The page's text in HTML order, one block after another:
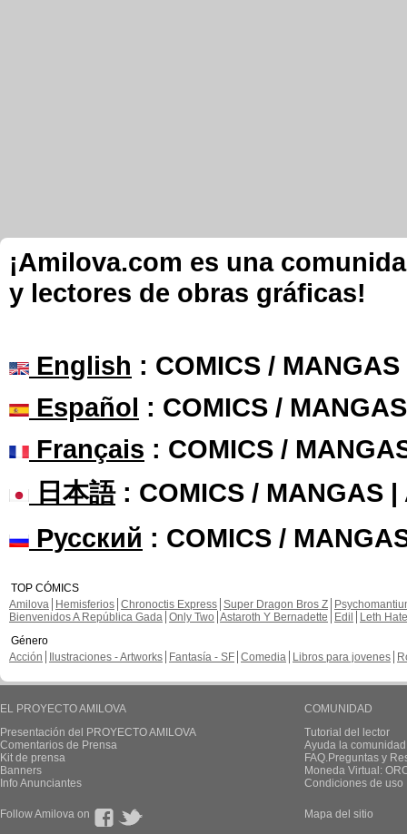
¡Amilova.com es una
y lectores de obras gráficas!
English : COMICS /
Español : COMICS /
Français : COMICS /
日本語: COMICS / MANGAS |
Русский : COMICS /
TOP CÓMICS
Amilova
Hemisferios Chronoctis Express Super Dragon Bros Z
Bienvenidos A República Gada Only Two Astaroth Y Bernadette Edil
Leth Hate
Género
Acción
Ilustraciones - Artworks Fantasía - SF Comedia Libros para jovenes
EL PROYECTO AMILOVA
Presentación del PROYECTO AMILOVA
Comentarios de Prensa
Kit de prensa
Banners
Info Anunciantes
COMUNIDAD
Tutorial del lector
Ayuda la
FAQ.Preguntas y
Moneda Virtual:
Condiciones de uso
Follow Amilova on Mapa del sitio